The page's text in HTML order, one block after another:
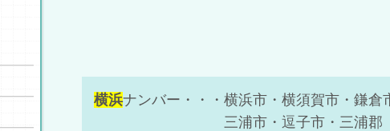
横浜ナンバー・・・横浜市・横須賀市・鎌倉
三浦市・逗子市・三浦郡